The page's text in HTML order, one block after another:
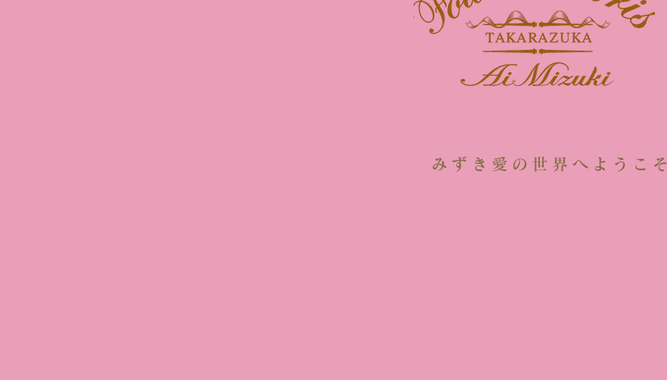
みずき愛の世界へようこそ